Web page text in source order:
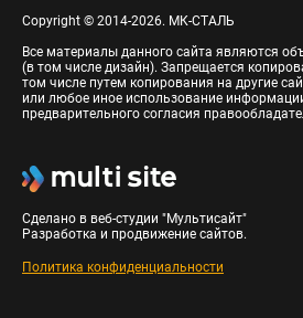
Copyright © 2014-2026. МК-СТАЛЬ
Все материалы данного сайта являются
(в том числе дизайн). Запрещается
том числе путем копирования на другие
или любое иное использование
предварительного согласия
Сделано в веб-студии "Мультисайт"
Разработка и продвижение сайтов.
Политика конфиденциальности